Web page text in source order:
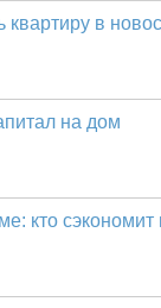
квартиру в
на дом
кто